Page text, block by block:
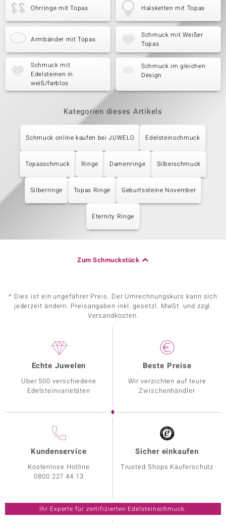
Ohrringe mit Topas Halsketten mit Topas
Armbänder mit Topas
Schmuck mit Weißer
Topas
Schmuck mit
Edelsteinen in
weiß/farblos
Schmuck im gleichen
Design
Kategorien dieses Artikels
Schmuck online kaufen bei JUWELO Edelsteinschmuck
Topasschmuck Ringe Damenringe Silberschmuck
Silberringe Topas Ringe Geburtssteine November
Eternity Ringe
Zum Schmuckstück
* Dies ist ein ungefährer Preis. Der Umrechnungskurs kann sich
jederzeit ändern. Preisangaben inkl. gesetzl. MwSt. und zzgl.
Versandkosten.
Echte Juwelen
Über 500 verschiedene
Edelsteinvarietäten
Beste Preise
Wir verzichten auf teure
Zwischenhändler
Kundenservice
Kostenlose Hotline
0800 227 44 13
Sicher einkaufen
Trusted Shops Käuferschutz
Ihr Experte für zertifizierten Edelsteinschmuck.